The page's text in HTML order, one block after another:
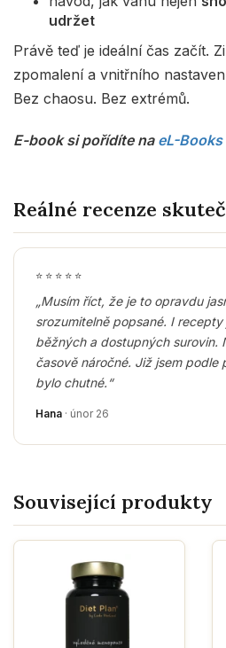
udržet
Právě teď je ideální čas začít.
zpomalení a vnitřního
Bez chaosu. Bez extrémů.
E-book si pořídíte na eL-
Reálné recenze
⭐ ⭐ ⭐ ⭐ ⭐
„Musím říct, že je to opravdu
srozumitelně popsané. I
běžných a dostupných surovin.
časově náročné. Již jsem podle
bylo chutné.“
Hana · únor 26
Související produkty